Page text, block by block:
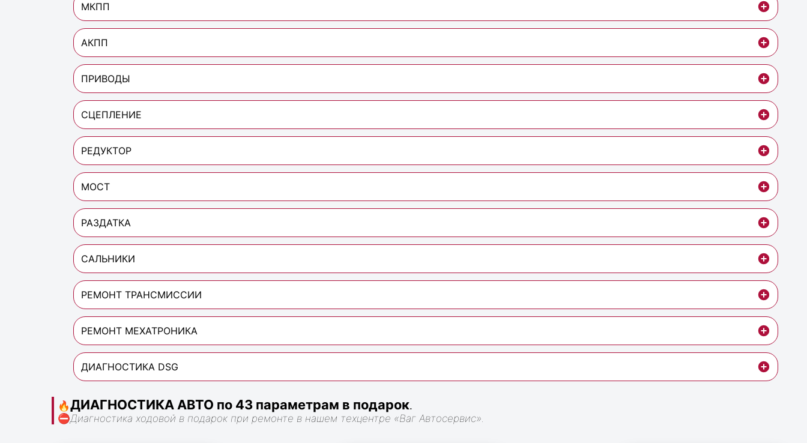
МКПП
АКПП
ПРИВОДЫ
СЦЕПЛЕНИЕ
РЕДУКТОР
МОСТ
РАЗДАТКА
САЛЬНИКИ
РЕМОНТ ТРАНСМИССИИ
РЕМОНТ МЕХАТРОНИКА
ДИАГНОСТИКА DSG
🔥ДИАГНОСТИКА АВТО по 43 параметрам в подарок.
⛔Диагностика ходовой в подарок при ремонте в нашем техцентре «Ваг Автосервис».